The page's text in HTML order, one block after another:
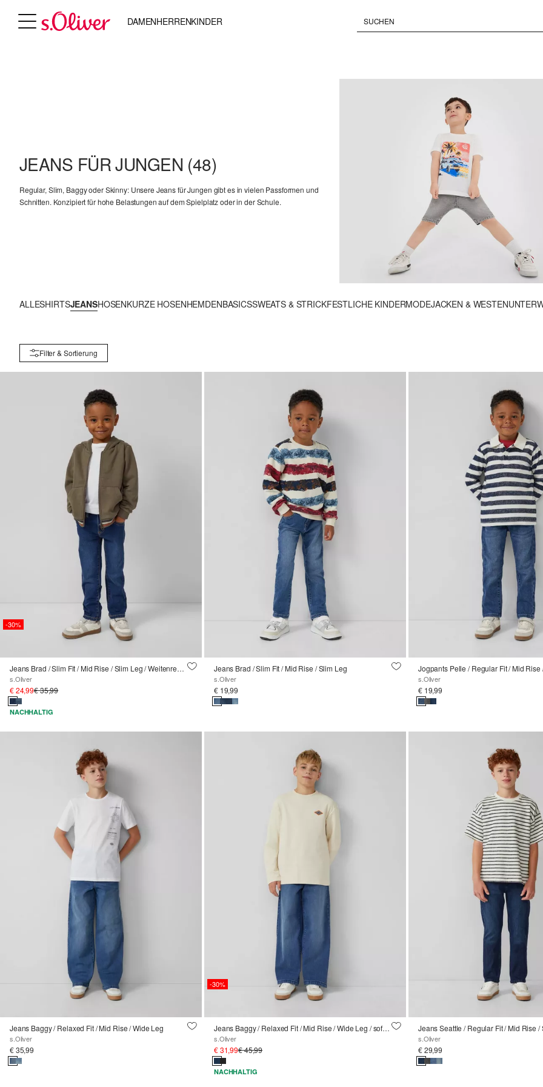
DAMENHERRENKINDER
JEANS FÜR JUNGEN (48)
Regular, Slim, Baggy oder Skinny: Unsere Jeans für Jungen gibt es in vielen Passformen und
Schnitten. Konzipiert für hohe Belastungen auf dem Spielplatz oder in der Schule.
ALLESHIRTSJEANSHOSENKURZE HOSENHEMDENBASICSSWEATS & STRICKFESTLICHE KINDERMODEJACKEN & WESTEN
Filter & Sortierung
-30%
Jeans Brad / Slim Fit / Mid Rise / Slim Leg / Weitenregulierung innen / soft & warm inside
s.Oliver
€ 24,99€ 35,99
NACHHALTIG
Jeans Brad / Slim Fit / Mid Rise / Slim Leg
s.Oliver
€ 19,99
Jogpants Pelle / Regular Fit / Mid Rise
s.Oliver
€ 19,99
Jeans Baggy / Relaxed Fit / Mid Rise / Wide Leg
s.Oliver
€ 35,99
-30%
Jeans Baggy / Relaxed Fit / Mid Rise / Wide Leg / soft & warm
s.Oliver
€ 31,99€ 45,99
NACHHALTIG
Jeans Seattle / Regular Fit / Mid Rise /
s.Oliver
€ 29,99